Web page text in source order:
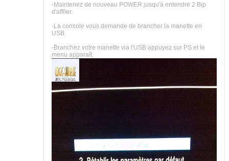
-Maintenez de nouveau POWER jusqu'à entendre 2 Bip
d'affiler.
-La console vous demande de brancher la manette en
USB.
-Branchez votre manette via l'USB appuyez sur PS et le
menu apparaît.